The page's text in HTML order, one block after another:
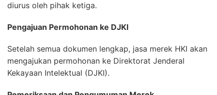
diurus oleh pihak ketiga.
Pengajuan Permohonan ke DJKI
Setelah semua dokumen lengkap, jasa merek HKI akan
mengajukan permohonan ke Direktorat Jenderal
Kekayaan Intelektual (DJKI).